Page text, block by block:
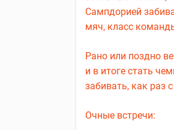
Сампдорией
мяч, класс
Рано или поздно
и в итоге стать
забивать, как раз
Очные встречи: